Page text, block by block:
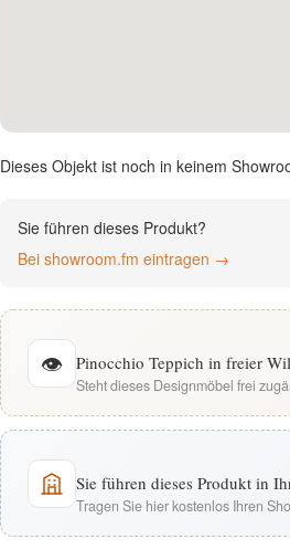
Dieses Objekt ist noch in keinem
Sie führen dieses Produkt?
Bei showroom.fm eintragen →
👁 Pinocchio Teppich in freier
Steht dieses Designmöbel frei
Sie führen dieses Produkt in
Tragen Sie hier kostenlos Ihren